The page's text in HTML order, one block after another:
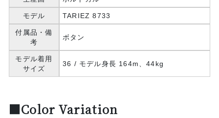
モデル TARIEZ 8733
付属品・備
考
ボタン
モデル着用
サイズ
36 / モデル身長 164m、44kg
■Color Variation